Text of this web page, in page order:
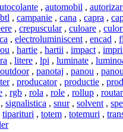
, automobil ,
btl , campanie , cana , capra ,
, crepuscular, culoare ,
, electroluminiscent , encad ,
, hartie , hartii , impact ,
, litere , lpi , luminate ,
outdoor, panotaj , panou ,
, producator, productie ,
, rgb , rola , role , rollup ,
signalistica , snur, solvent ,
tiparituri , totem , totemuri ,